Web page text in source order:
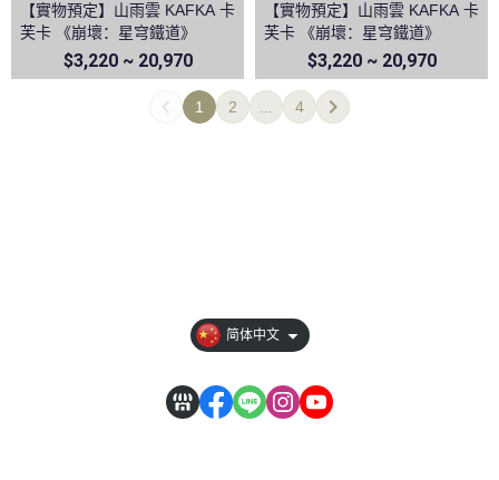
【實物預定】山雨雲 KAFKA 卡
芙卡 《崩壞：星穹鐵道》
$3,220 ~ 20,970
【實物預定】山雨雲 KAFKA 卡
芙卡 《崩壞：星穹鐵道》
$3,220 ~ 20,970
1 2 ... 4
简体中文